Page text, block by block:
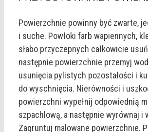
Powierzchnie powinny być zwarte,
i suche. Powłoki farb wapiennych,
słabo przyczepnych całkowicie usuń
następnie powierzchnie przemyj
usunięcia pylistych pozostałości i
do wyschnięcia. Nierówności i
powierzchni wypełnij odpowiednią
szpachlową, a następnie wyrównaj i
Zagruntuj malowane powierzchnie.